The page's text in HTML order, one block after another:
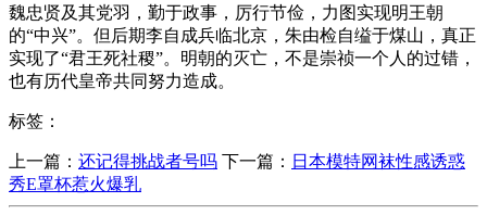
魏忠贤及其党羽，勤于政事，厉行节俭，力图实现明王朝
的“中兴”。但后期李自成兵临北京，朱由检自缢于煤山，真正
实现了“君王死社稷”。明朝的灭亡，不是崇祯一个人的过错，
也有历代皇帝共同努力造成。
标签：
上一篇： ​还记得挑战者号吗 下一篇： ​日本模特网袜性感诱惑
秀E罩杯惹火爆乳